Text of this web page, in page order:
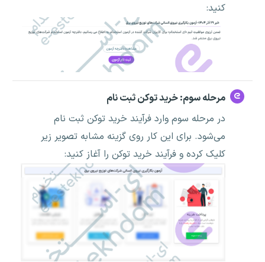
کنید:
مرحله سوم: خرید توکن ثبت نام
در مرحله سوم وارد فرآیند خرید توکن ثبت نام
می‌شود. برای این کار روی گزینه مشابه تصویر زیر
کلیک کرده و فرآیند خرید توکن را آغاز کنید: